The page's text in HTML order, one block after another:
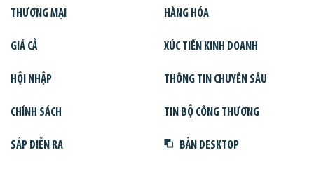
THƯƠNG MẠI HÀNG HÓA
GIÁ CẢ XÚC TIẾN KINH DOANH
HỘI NHẬP THÔNG TIN CHUYÊN SÂU
CHÍNH SÁCH TIN BỘ CÔNG THƯƠNG
SẮP DIỄN RA BẢN DESKTOP